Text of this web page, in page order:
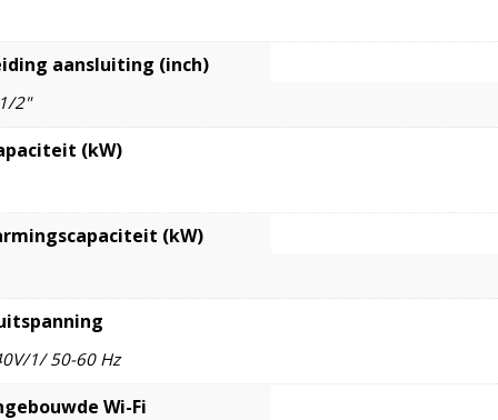
aansluiting (inch)
2"
(kW)
(kW)
1/ 50-60 Hz
Wi-Fi